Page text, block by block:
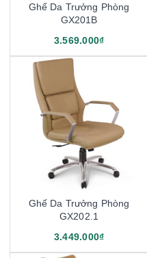
Ghế Da Trưởng Phòng
GX201B
3.569.000₫
Ghế Da Trưởng Phòng
GX202.1
3.449.000₫